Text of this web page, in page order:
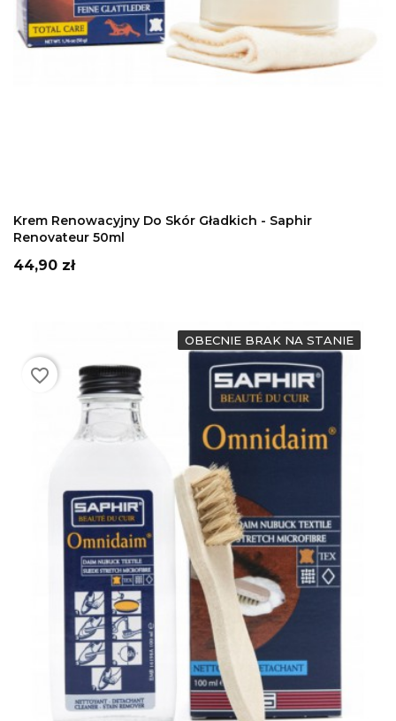
Krem Renowacyjny Do Skór Gładkich - Saphir
Renovateur 50ml
Cena
44,90 zł
OBECNIE BRAK NA STANIE
favorite_border